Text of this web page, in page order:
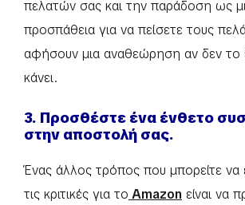
πελατών σας και την παράδοση ως
προσπάθεια για να πείσετε τους
αφήσουν μια αναθεώρηση αν δεν το
κάνει.
3. Προσθέστε ένα ένθετο
στην αποστολή σας.
Ένας άλλος τρόπος που μπορείτε να
τις κριτικές για το Amazon είναι να